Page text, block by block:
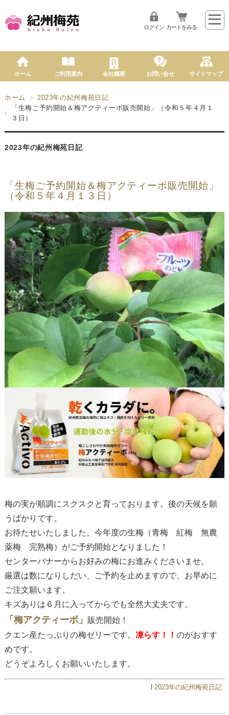
ログイン カートをみる
ホーム ご利用案内 会社概要 お問い合せ サイトマップ
ホーム
2023年の紀州梅苑日記
「生梅ご予約開始＆梅アクティーボ販売開始」（令和５年４月１
３日）
2023年の紀州梅苑日記
「生梅ご予約開始＆梅アクティーボ販売開始」
（令和５年４月１３日）
梅の実が順調にスクスクと育っております。後の天候を願
うばかりです。
お待たせいたしました。今年度の生梅（青梅 紅梅 無農
薬梅 完熟梅）がご予約開始となりました！
センターバナーからお好みの梅にお進みくださいませ。
厳選は数になりしだい、ご予約を止めますので、お早めに
ご注文願います。
キズありは６月に入ってからでも全然大丈夫です。
「梅アクティーボ」
販売開始！
クエン産たっぷりの梅ゼリーです。 凍らす！！ のがおすす
めです。
どうぞよろしくお願いいたします。
2023年の紀州梅苑日記